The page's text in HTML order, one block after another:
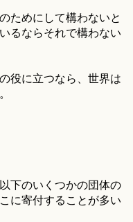
ためにして構わないと
るならそれで構わない
役に立つなら、世界は
下のいくつかの団体の
に寄付することが多い